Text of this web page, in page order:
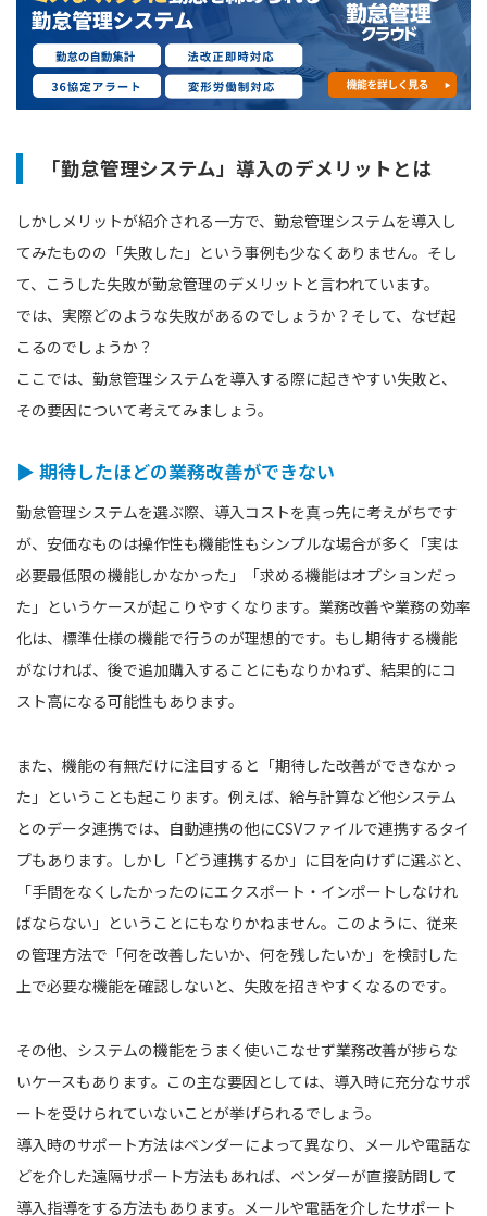
「勤怠管理システム」導入のデメリットとは
しかしメリットが紹介される一方で、勤怠管理システムを導入し
てみたものの「失敗した」という事例も少なくありません。そし
て、こうした失敗が勤怠管理のデメリットと言われています。
では、実際どのような失敗があるのでしょうか？そして、なぜ起
こるのでしょうか？
ここでは、勤怠管理システムを導入する際に起きやすい失敗と、
その要因について考えてみましょう。
▶ 期待したほどの業務改善ができない
勤怠管理システムを選ぶ際、導入コストを真っ先に考えがちです
が、安価なものは操作性も機能性もシンプルな場合が多く「実は
必要最低限の機能しかなかった」「求める機能はオプションだっ
た」というケースが起こりやすくなります。業務改善や業務の効率
化は、標準仕様の機能で行うのが理想的です。もし期待する機能
がなければ、後で追加購入することにもなりかねず、結果的にコ
スト高になる可能性もあります。
また、機能の有無だけに注目すると「期待した改善ができなかっ
た」ということも起こります。例えば、給与計算など他システム
とのデータ連携では、自動連携の他にCSVファイルで連携するタイ
プもあります。しかし「どう連携するか」に目を向けずに選ぶと、
「手間をなくしたかったのにエクスポート・インポートしなけれ
ばならない」ということにもなりかねません。このように、従来
の管理方法で「何を改善したいか、何を残したいか」を検討した
上で必要な機能を確認しないと、失敗を招きやすくなるのです。
その他、システムの機能をうまく使いこなせず業務改善が捗らな
いケースもあります。この主な要因としては、導入時に充分なサポ
ートを受けられていないことが挙げられるでしょう。
導入時のサポート方法はベンダーによって異なり、メールや電話な
どを介した遠隔サポート方法もあれば、ベンダーが直接訪問して
導入指導をする方法もあります。メールや電話を介したサポート